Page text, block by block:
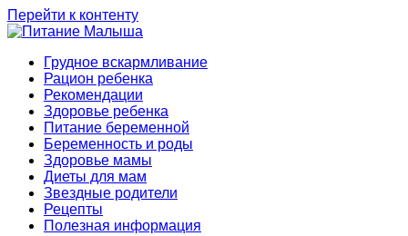
Перейти к контенту
Грудное вскармливание
Рацион ребенка
Рекомендации
Здоровье ребенка
Питание беременной
Беременность и роды
Здоровье мамы
Диеты для мам
Звездные родители
Рецепты
Полезная информация